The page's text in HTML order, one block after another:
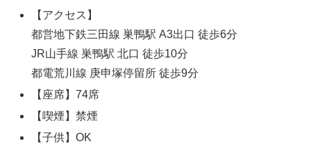
【アクセス】
都営地下鉄三田線 巣鴨駅 A3出口 徒歩6分
JR山手線 巣鴨駅 北口 徒歩10分
都電荒川線 庚申塚停留所 徒歩9分
【座席】74席
【喫煙】禁煙
【子供】OK